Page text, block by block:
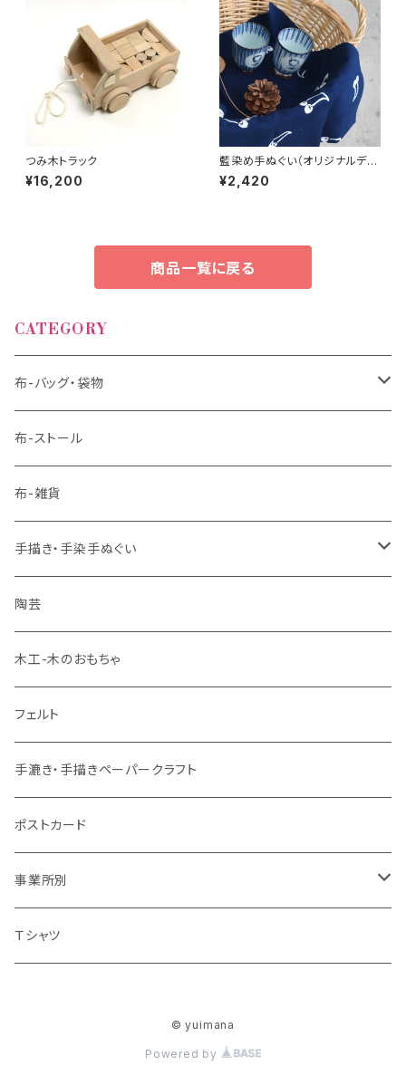
つみ木トラック
¥16,200
藍染め手ぬぐい（オリジナルデザ
イン）・さくらんぼ
¥2,420
商品一覧に戻る
CATEGORY
布-バッグ・袋物
バッグ
袋物
布-ストール
布-雑貨
手描き・手染手ぬぐい
藍染
ベンガラ染
陶芸
木工-木のおもちゃ
フェルト
手漉き・手描きペーパークラフト
ポストカード
事業所別
クラフト工房La Mano（ラマノ）
Ｔシャツ
© yuimana
Powered by